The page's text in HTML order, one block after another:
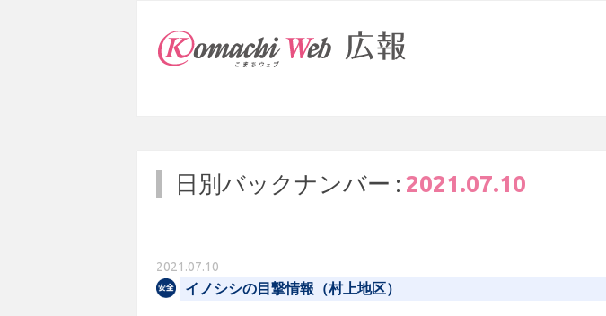
日別バックナンバー : 2021.07.10
2021.07.10
イノシシの目撃情報（村上地区）